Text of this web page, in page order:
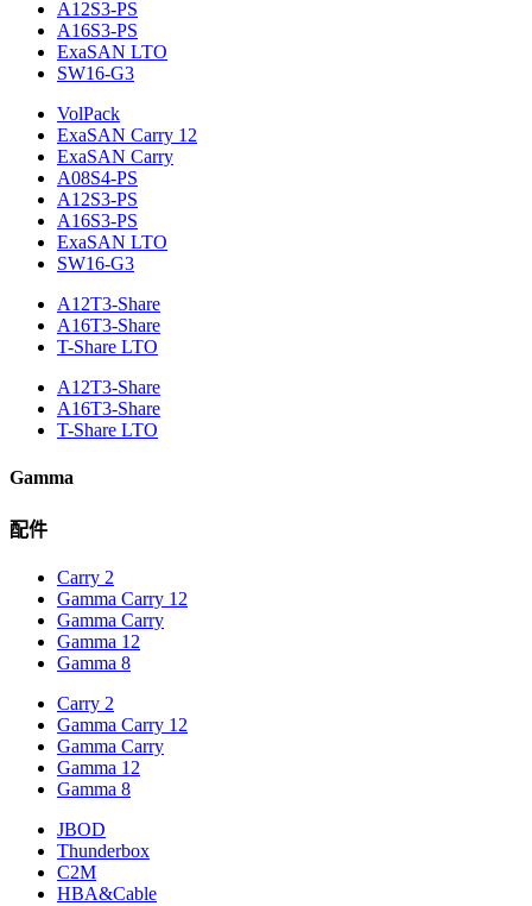
A12S3-PS
A16S3-PS
ExaSAN LTO
SW16-G3
VolPack
ExaSAN Carry 12
ExaSAN Carry
A08S4-PS
A12S3-PS
A16S3-PS
ExaSAN LTO
SW16-G3
A12T3-Share
A16T3-Share
T-Share LTO
A12T3-Share
A16T3-Share
T-Share LTO
Gamma
配件
Carry 2
Gamma Carry 12
Gamma Carry
Gamma 12
Gamma 8
Carry 2
Gamma Carry 12
Gamma Carry
Gamma 12
Gamma 8
JBOD
Thunderbox
C2M
HBA&Cable